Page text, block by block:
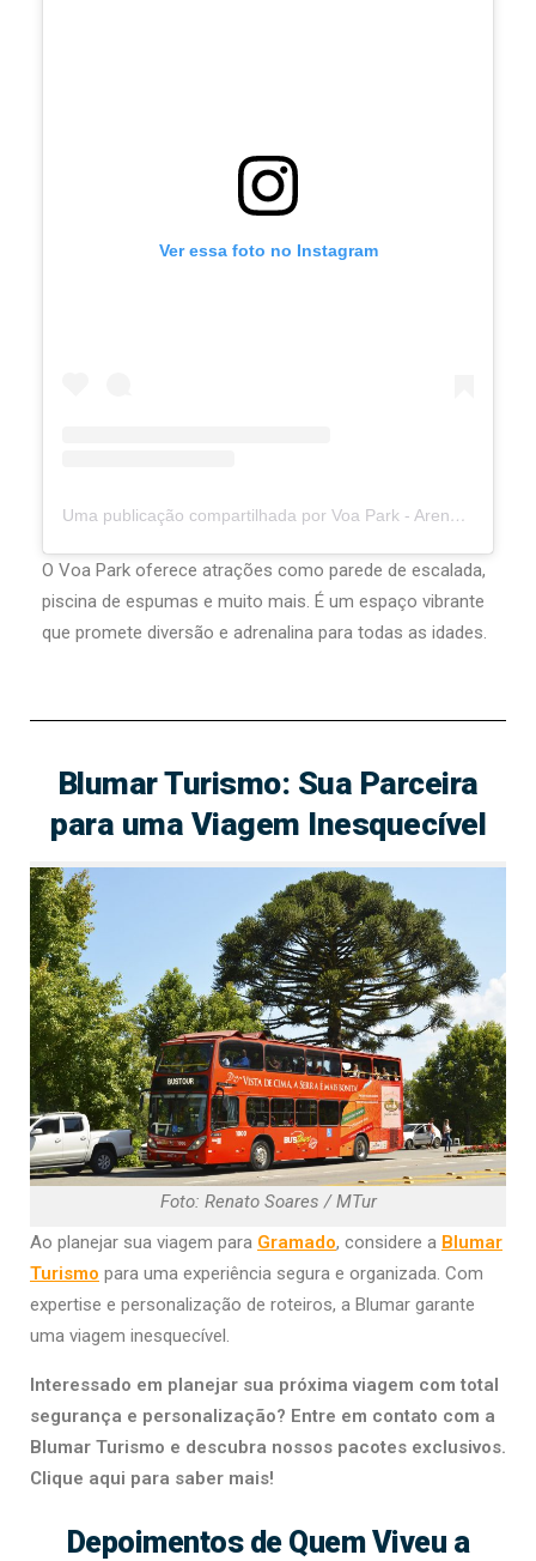
Ver essa foto no Instagram
Uma publicação compartilhada por Voa Park - Arena de Trampolins (@voapark)
O Voa Park oferece atrações como parede de escalada,
piscina de espumas e muito mais. É um espaço vibrante
que promete diversão e adrenalina para todas as idades.
Blumar Turismo: Sua Parceira
para uma Viagem Inesquecível
Foto: Renato Soares / MTur
Ao planejar sua viagem para Gramado, considere a Blumar
Turismo para uma experiência segura e organizada. Com
expertise e personalização de roteiros, a Blumar garante
uma viagem inesquecível.
Interessado em planejar sua próxima viagem com total
segurança e personalização? Entre em contato com a
Blumar Turismo e descubra nossos pacotes exclusivos.
Clique aqui para saber mais!
Depoimentos de Quem Viveu a